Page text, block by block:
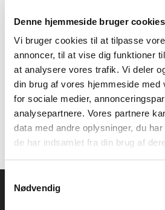
Denne hjemmeside bruger cookies
Vi bruger cookies til at tilpasse
annoncer, til at vise dig funktioner
at analysere vores trafik. Vi deler
din brug af vores hjemmeside med
for sociale medier,
analysepartnere. Vores partnere
data med andre oplysninger, du
de har indsamlet fra din brug af
Nødvendig
alligevel, særligt i
Orup Bæk, der løber igennem.
lukkede for vand fra fjorden,
ikke løbe ud i fjorden, og den
I mange …